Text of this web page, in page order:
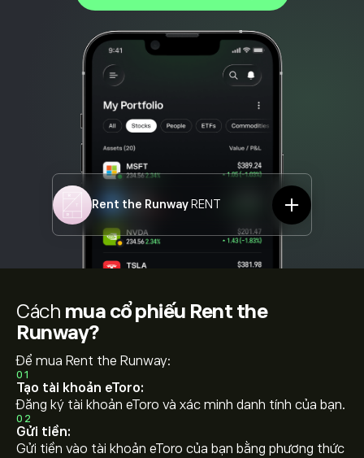
Rent the Runway RENT
Cách mua cổ phiếu Rent the
Runway?
Để mua Rent the Runway:
01
Tạo tài khoản eToro:
Đăng ký tài khoản eToro và xác minh danh tính của bạn.
02
Gửi tiền:
Gửi tiền vào tài khoản eToro của bạn bằng phương thức